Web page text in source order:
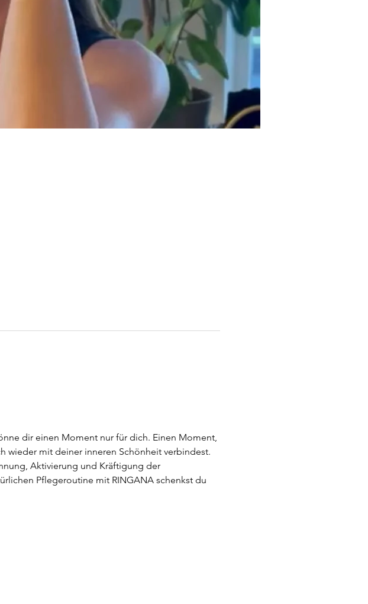
dir einen Moment nur für dich. Einen Moment,
wieder mit deiner inneren Schönheit verbindest.
Aktivierung und Kräftigung der
Pflegeroutine mit RINGANA schenkst du